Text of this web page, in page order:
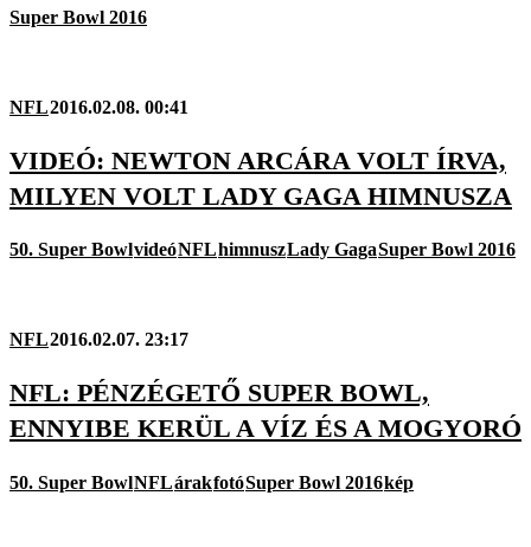
Super Bowl 2016
NFL2016.02.08. 00:41
VIDEÓ: NEWTON ARCÁRA VOLT ÍRVA,
MILYEN VOLT LADY GAGA HIMNUSZA
50. Super BowlvideóNFLhimnuszLady GagaSuper Bowl 2016
NFL2016.02.07. 23:17
NFL: PÉNZÉGETŐ SUPER BOWL,
ENNYIBE KERÜL A VÍZ ÉS A MOGYORÓ
50. Super BowlNFLárakfotóSuper Bowl 2016kép